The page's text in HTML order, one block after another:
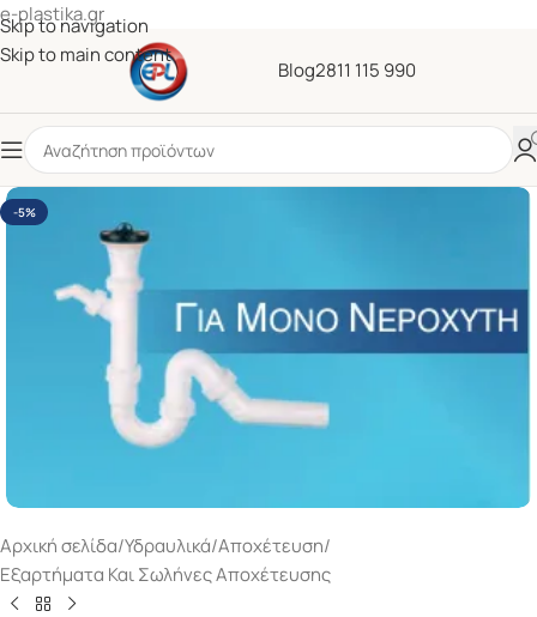
e-plastika.gr
Skip to navigation
Skip to main content
Blog2811 115 990
-5%
Αρχική σελίδα/Υδραυλικά/Αποχέτευση/
Εξαρτήματα Και Σωλήνες Αποχέτευσης